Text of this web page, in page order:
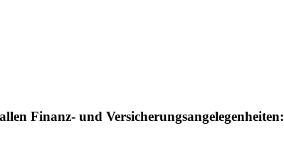
Finanz- und Versicherungsangelegenheiten: